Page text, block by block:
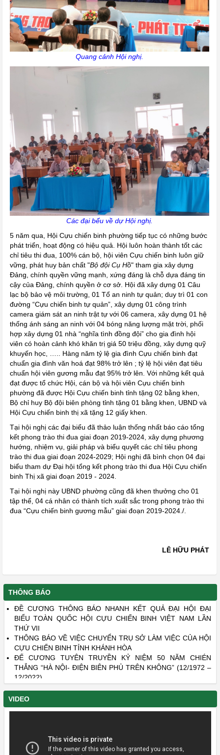
Quang cảnh Hội nghị.
Các đại bểu về dự Hội nghị.
5 năm qua, Hội Cựu chiến binh phường tiếp tục có những bước
phát triển, hoạt động có hiệu quả. Hội luôn hoàn thành tốt các
chỉ tiêu thi đua, 100% cán bộ, hội viên Cựu chiến binh luôn giữ
vững, phát huy bản chất "Bộ đội Cụ Hồ" tham gia xây dựng
Đảng, chính quyền vững mạnh, xứng đáng là chỗ dựa đáng tin
cậy của Đảng, chính quyền ở cơ sở. Hội đã xây dựng 01 Câu
lạc bộ bảo vệ môi trường, 01 Tổ an ninh tự quản; duy trì 01 con
đường “Cựu chiến binh tự quản”, xây dựng 01 công trình
camera giám sát an ninh trật tự với 06 camera, xây dựng 01 hệ
thống ánh sáng an ninh với 04 bóng năng lượng mặt trời, phối
hợp xây dựng 01 nhà “nghĩa tình đồng đội” cho gia đình hội
viên có hoàn cảnh khó khăn trị giá 50 triệu đồng, xây dựng quỹ
khuyến học, ….. Hàng năm tỷ lệ gia đình Cựu chiến binh đạt
chuẩn gia đình văn hoá đạt 98% trở lên ; tỷ lệ hội viên đạt tiêu
chuẩn hội viên gương mẫu đạt 95% trở lên. Với những kết quả
đạt được tổ chức Hội, cán bộ và hội viên Cựu chiến binh
phường đã được Hội Cựu chiến binh tỉnh tặng 02 bằng khen,
Bộ chỉ huy Bộ đội biên phòng tỉnh tặng 01 bằng khen, UBND và
Hội Cựu chiến binh thị xã tặng 12 giấy khen.
Tại hội nghị các đại biểu đã thảo luận thống nhất báo cáo tổng
kết phong trào thi đua giai đoạn 2019-2024, xây dựng phương
hướng, nhiệm vụ, giải pháp và biểu quyết các chỉ tiêu phong
trào thi đua giai đoạn 2024-2029; Hội nghị đã bình chọn 04 đại
biểu tham dự Đại hội tổng kết phong trào thi đua Hội Cựu chiến
binh Thị xã giai đoạn 2019 - 2024.
Tại hội nghị này UBND phường cũng đã khen thưởng cho 01
tập thể, 04 cá nhân có thành tích xuất sắc trong phong trào thi
đua “Cựu chiến binh gương mẫu” giai đoạn 2019-2024./.
LÊ HỮU PHÁT
THÔNG BÁO
NIỆM CHƯƠNG CỰU CHIẾN BINH VIỆT NAM.
ĐỀ CƯƠNG THÔNG BÁO NHANH KẾT QUẢ ĐẠI HỘI ĐẠI
BIỂU TOÀN QUỐC HỘI CỰU CHIẾN BINH VIỆT NAM LẦN
THỨ VII
THÔNG BÁO VỀ VIỆC CHUYỂN TRỤ SỞ LÀM VIỆC CỦA HỘI
CỰU CHIẾN BINH TỈNH KHÁNH HÒA
ĐẾ CƯƠNG TUYÊN TRUYỀN KỶ NIỆM 50 NĂM CHIÉN
THẮNG “HÀ NỘI- ĐIỆN BIÊN PHỦ TRÊN KHÔNG” (12/1972 –
12/2022)
DANH SÁCH LIỆT SĨ CÒN THIẾU THÔNG TIN - PHẦN 22 VÀ
PHẦN 23
VIDEO